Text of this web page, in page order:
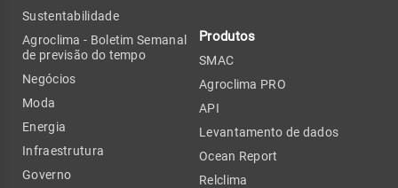
Sustentabilidade
Agroclima - Boletim Semanal
de previsão do tempo
Negócios
Moda
Energia
Infraestrutura
Governo
Produtos
SMAC
Agroclima PRO
API
Levantamento de dados
Ocean Report
Relclima